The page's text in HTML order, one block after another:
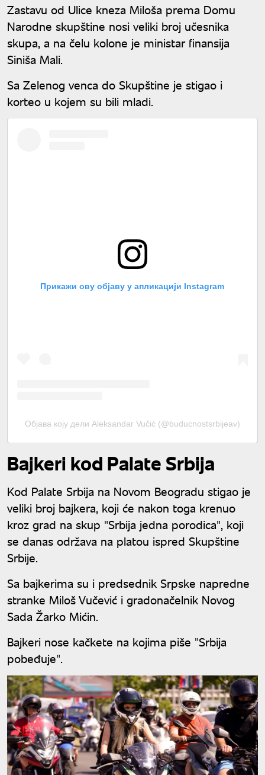
Zastavu od Ulice kneza Miloša prema Domu
Narodne skupštine nosi veliki broj učesnika
skupa, a na čelu kolone je ministar finansija
Siniša Mali.
Sa Zelenog venca do Skupštine je stigao i
korteo u kojem su bili mladi.
Прикажи ову објаву у апликацији Instagram
Објава коју дели Aleksandar Vučić (@buducnostsrbijeav)
Bajkeri kod Palate Srbija
Kod Palate Srbija na Novom Beogradu stigao je
veliki broj bajkera, koji će nakon toga krenuo
kroz grad na skup "Srbija jedna porodica", koji
se danas održava na platou ispred Skupštine
Srbije.
Sa bajkerima su i predsednik Srpske napredne
stranke Miloš Vučević i gradonačelnik Novog
Sada Žarko Mićin.
Bajkeri nose kačkete na kojima piše "Srbija
pobeđuje".